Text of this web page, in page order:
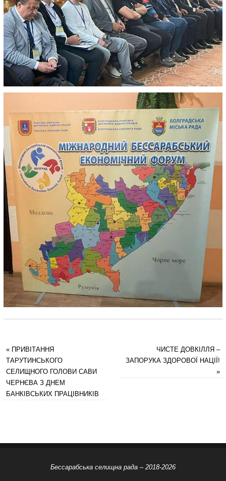
«ПРИВІТАННЯ
ТАРУТИНСЬКОГО
СЕЛИЩНОГО ГОЛОВИ САВИ
ЧЕРНЄВА З ДНЕМ
БАНКІВСЬКИХ ПРАЦІВНИКІВ
ЧИСТЕ ДОВКІЛЛЯ –
ЗАПОРУКА ЗДОРОВОЇ НАЦІЇ!
»
Бессарабська селищна рада – 2018-2026